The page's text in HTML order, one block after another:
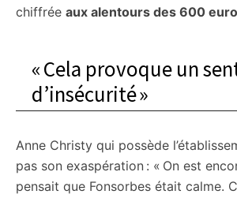
chiffrée aux alentours des 600
« Cela provoque un
d’insécurité »
Anne Christy qui possède
pas son exaspération : « On est
pensait que Fonsorbes était calme.